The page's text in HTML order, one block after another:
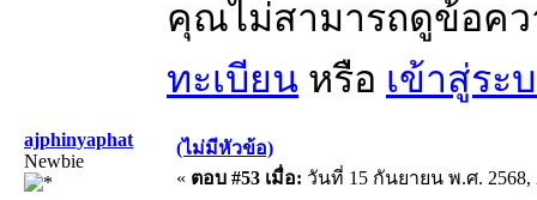
คุณไม่สามารถดูข้อค
ทะเบียน หรือ เข้าสู่ระ
ajphinyaphat
Newbie
(ไม่มีหัวข้อ)
« ตอบ #53 เมื่อ: วันที่ 15 กันยายน พ.ศ. 2568,